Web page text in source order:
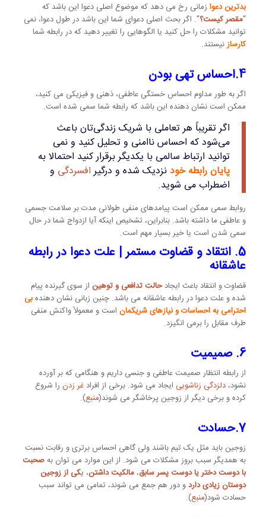
بدترین دعوا زمانی رخ می دهد که موضوع اصلی دعوا این باشد که
“مقصر کیست؟“. اگر بحث اصلی دعوای شما این باشد در طول دعوا، نمی
توانید مشکلات را حل کنید یا الگوهایی را تغییر دهید که در رابطه شما
کارساز نیستند.
4.احساس تهی بودن
اگر به طور مداوم احساس خستگی عاطفی، ذهنی و فیزیکی می کنید،
ممکن است نشان دهنده این باشد که رابطه شما سمی شده است.
اگر تقریباً هر تعاملی با شریک زندگی‌تان باعث
می‌شود که احساس ناامنی و تحلیل کنید و نمی
توانید ارتباط سالمی با یکدیگر برقرار کنید احتمالا به
پایان رابطه خودنزدیک شده و درگیرافسردگی و
اضطراب می شوید.
روابط سمی ممکن است پیامدهای منفی طولانی مدت بر سلامت جسمی
و عاطفی ما داشته باشد. بنابراین، تشخیص اینکه آیا ازدواج شما در حال
سمی شدن است یا خیر بسیار مهم است.
5. انتقاد و قضاوت مستمر | علت دعوا در رابطه
عاشقانه
قضاوت و انتقاد باعث ایجادحالت تدافعی و توهیناز سوی گیرنده پیام
شده و علت دعوا در رابطه عاشقانه می باشد. چنین زبانی نشان دهندهبی
احترامی به احساسات و نیازهای شریکماناست و معمولاً واکنش منفی
طرف مقابل را برمی انگیزد.
6. صمیمیت
از رابطه انتظار صمیمت عاطفی و جنسی داریم و هنگامی که بر آورده
نشود، دلزدگی زناشویی ایجاد می شود. برخی از افراد غر زدنرا شروع
کرده و برخی دیگر از زوجین پرخاشگر می شوند(منبع).
7.حسادت
زوجین باید مثل یک تیم باشند ولی گاهی احساس برتری و رقابت نسبت
به همدیگر سبب بروز مشکلات می شود. از این موارد می توان بهصحبت
با دوست دختر یا دوست پسر سابق، مالکیت داشتن، یکی از زوجین
دوستان زیادی داردو دور هم جمع می شوند، تمامی می تواند سبب
حسادت شود(منبع).